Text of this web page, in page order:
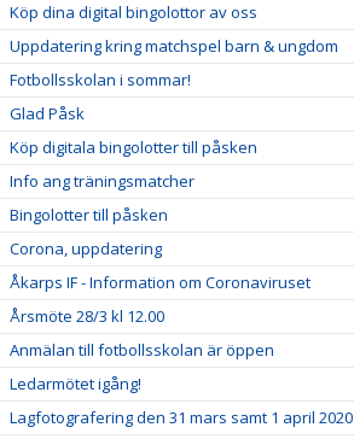
Köp dina digital bingolottor av oss
Uppdatering kring matchspel barn & ungdom
Fotbollsskolan i sommar!
Glad Påsk
Köp digitala bingolotter till påsken
Info ang träningsmatcher
Bingolotter till påsken
Corona, uppdatering
Åkarps IF - Information om Coronaviruset
Årsmöte 28/3 kl 12.00
Anmälan till fotbollsskolan är öppen
Ledarmötet igång!
Lagfotografering den 31 mars samt 1 april 2020